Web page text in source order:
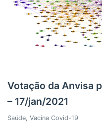
Votação da Anvisa
– 17/jan/2021
Saúde, Vacina Covid-19